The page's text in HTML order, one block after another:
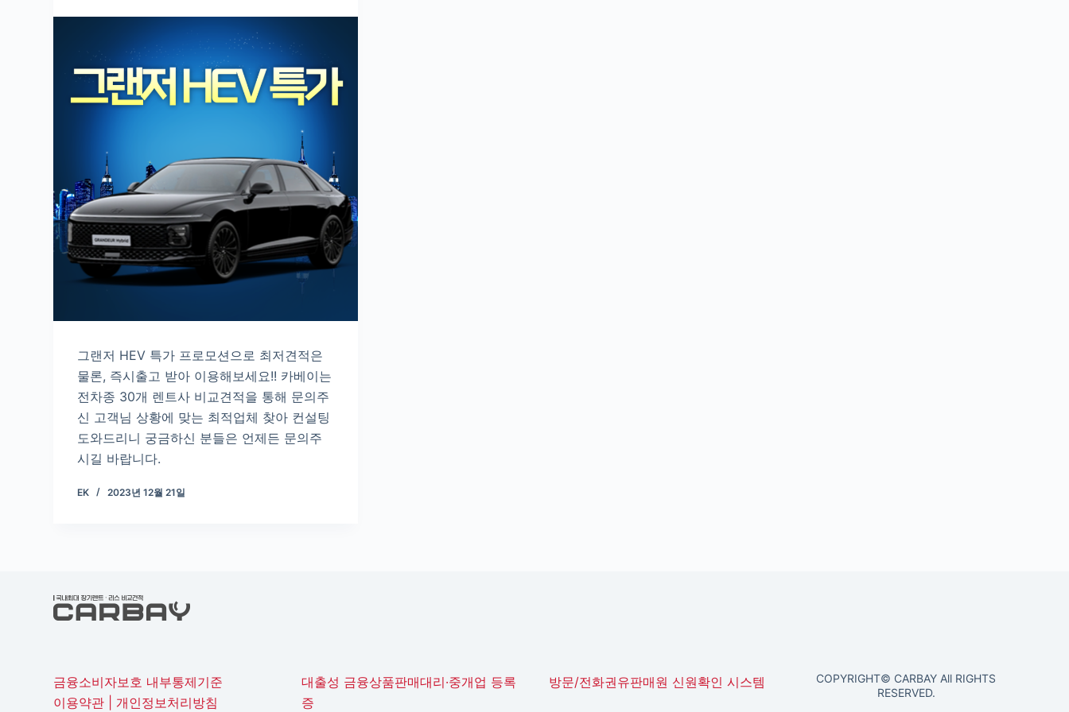
그랜저 HEV 특가 프로모션으로 최저견적은
물론, 즉시출고 받아 이용해보세요!! 카베이는
전차종 30개 렌트사 비교견적을 통해 문의주
신 고객님 상황에 맞는 최적업체 찾아 컨설팅
도와드리니 궁금하신 분들은 언제든 문의주
시길 바랍니다.
EK 2023년 12월 21일
금융소비자보호 내부통제기준
이용약관
개인정보처리방침
대출성 금융상품판매대리·중개업 등록
증
방문/전화권유판매원 신원확인 시스템
COPYRIGHT© CARBAY All RIGHTS
RESERVED.